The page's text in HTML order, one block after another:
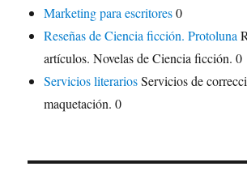
Marketing para escritores0
Reseñas de Ciencia ficción. Protoluna
artículos. Novelas de Ciencia ficción. 0
Servicios literariosServicios de
maquetación. 0